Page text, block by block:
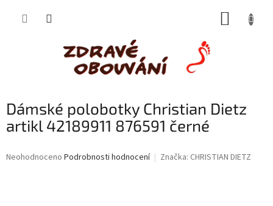
Dámské polobotky Christian Dietz
artikl 42189911 876591 černé
Průměrné
Neohodnoceno Podrobnosti hodnocení Značka: CHRISTIAN DIETZ